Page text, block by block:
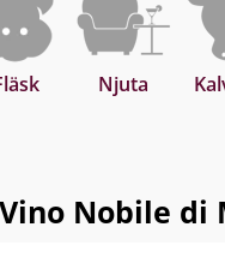
Njuta
Nobile di